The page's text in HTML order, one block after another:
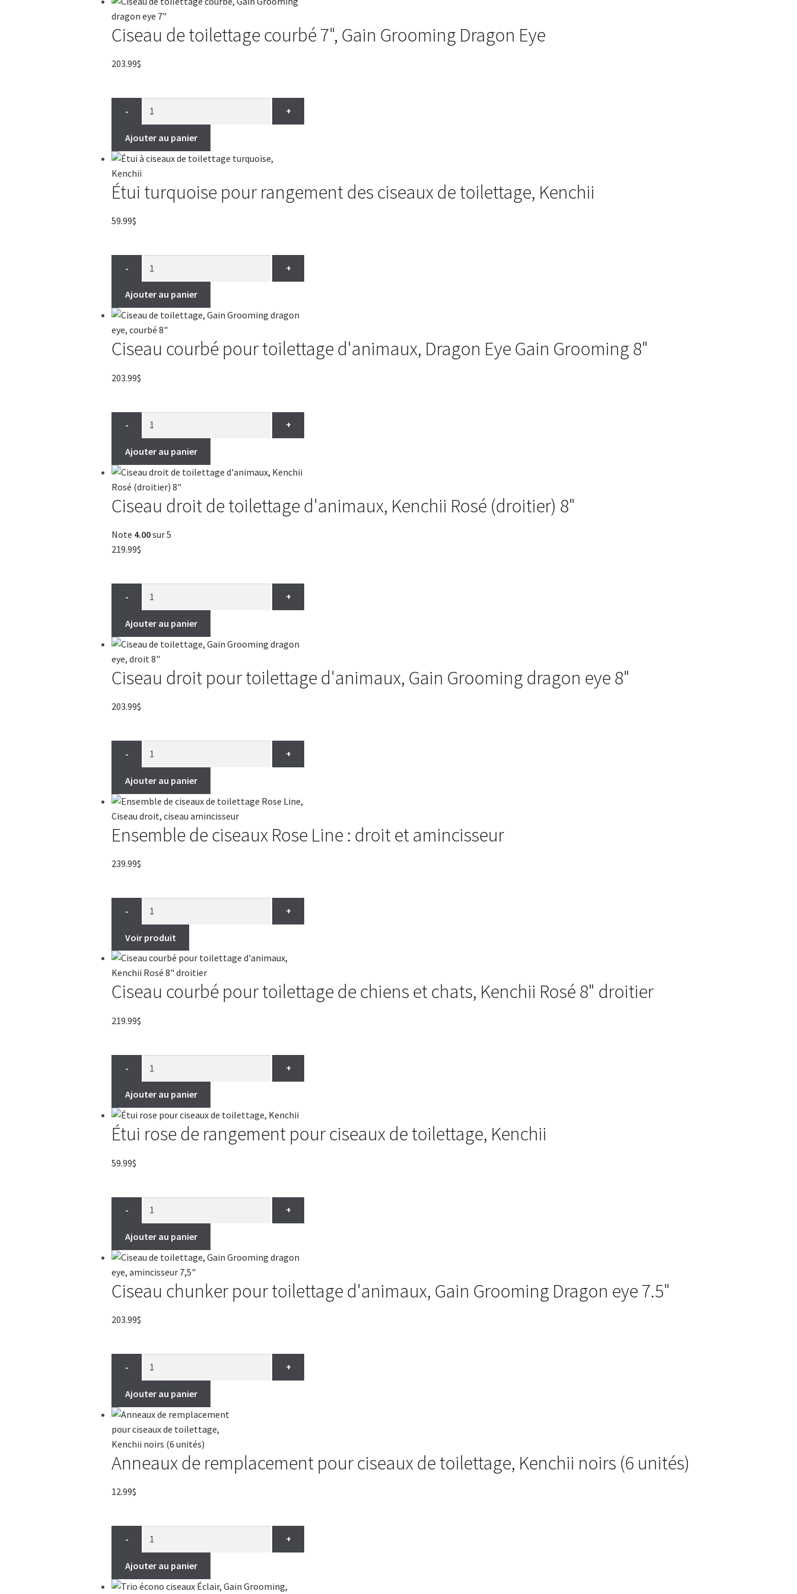
Ciseau de toilettage courbé 7", Gain Grooming Dragon Eye
203.99$
- +
Ajouter au panier
Étui turquoise pour rangement des ciseaux de toilettage, Kenchii
59.99$
- +
Ajouter au panier
Ciseau courbé pour toilettage d'animaux, Dragon Eye Gain Grooming 8"
203.99$
- +
Ajouter au panier
Ciseau droit de toilettage d'animaux, Kenchii Rosé (droitier) 8"
Note 4.00sur 5
219.99$
- +
Ajouter au panier
Ciseau droit pour toilettage d'animaux, Gain Grooming dragon eye 8"
203.99$
- +
Ajouter au panier
Ensemble de ciseaux Rose Line : droit et amincisseur
239.99$
- +
Voir produit
Ciseau courbé pour toilettage de chiens et chats, Kenchii Rosé 8" droitier
219.99$
- +
Ajouter au panier
Étui rose de rangement pour ciseaux de toilettage, Kenchii
59.99$
- +
Ajouter au panier
Ciseau chunker pour toilettage d'animaux, Gain Grooming Dragon eye 7.5"
203.99$
- +
Ajouter au panier
Anneaux de remplacement pour ciseaux de toilettage, Kenchii noirs (6 unités)
12.99$
- +
Ajouter au panier